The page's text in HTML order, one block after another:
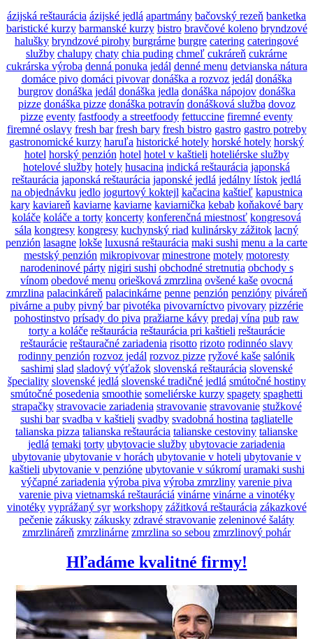
ázijská reštaurácia ázijské jedlá apartmány bačovský rezeň banketka
baristické kurzy barmanské kurzy bistro bravčové koleno bryndzové
halušky bryndzové pirohy burgrárne burgre catering cateringové
služby chalupy chaty chia puding chmeľ cukráreň cukrárne
cukrárska výroba denná ponuka jedál denné menu detvianska nátura
domáce pivo domáci pivovar donáška a rozvoz jedál donáška
burgrov donáška jedál donáška jedla donáška nápojov donáška
pizze donáška pizze donáška potravín donášková služba dovoz
pizze eventy fastfoody a streetfoody fettuccine firemné eventy
firemné oslavy fresh bar fresh bary fresh bistro gastro gastro potreby
gastronomické kurzy haruľa historické hotely horské hotely horský
hotel horský penzión hotel hotel v kaštieli hoteliérske služby
hotelové služby hotely husacina indická reštaurácia japonská
reštaurácia japonská reštaurácia japonské jedlá jedálny lístok jedlá
na objednávku jedlo jogurtový koktejl kačacina kaštieľ kapustnica
kary kaviareň kaviarne kaviarne kaviarnička kebab koňakové bary
koláče koláče a torty koncerty konferenčná miestnosť kongresová
sála kongresy kongresy kuchynský riad kulinársky zážitok lacný
penzión lasagne lokše luxusná reštaurácia maki sushi menu a la carte
mestský penzión mikropivovar minestrone motely motoresty
narodeninové párty nigiri sushi obchodné stretnutia obchody s
vínom obedové menu oriešková zmrzlina ovšené kaše ovocná
zmrzlina palacinkáreň palacinkárne penne penzión penzióny piváreň
pivárne a puby pivný bar pivotéka pivovarníctvo pivovary pizzérie
pohostinstvo prísady do piva pražiarne kávy predaj vína pub raw
torty a koláče reštaurácia reštaurácia pri kaštieli reštaurácie
reštaurácie reštauračné zariadenia risotto rizoto rodinnéo slavy
rodinny penzión rozvoz jedál rozvoz pizze ryžové kaše salónik
sashimi slad sladový výťažok slovenská reštaurácia slovenské
špeciality slovenské jedlá slovenské tradičné jedlá smútočné hostiny
smútočné posedenia smoothie someliérske kurzy spagety spaghetti
strapačky stravovacie zariadenia stravovanie stravovanie stužkové
sushi bar svadba v kaštieli svadby svadobná hostina tagliatelle
talianska pizza talianska reštaurácia talianske cestoviny talianske
jedlá temaki torty ubytovacie služby ubytovacie zariadenia
ubytovanie ubytovanie v horách ubytovanie v hoteli ubytovanie v
kaštieli ubytovanie v penzióne ubytovanie v súkromí uramaki sushi
výčapné zariadenia výroba piva výroba zmrzliny varenie piva
varenie piva vietnamská reštauráciá vinárne vinárne a vinotéky
vinotéky vyprážaný syr workshopy zážitková reštaurácia zákazkové
pečenie zákusky zákusky zdravé stravovanie zeleninové šaláty
zmrzlináreň zmrzlinárne zmrzlina so sebou zmrzlinový pohár
Hľadáme kvalitné firmy!